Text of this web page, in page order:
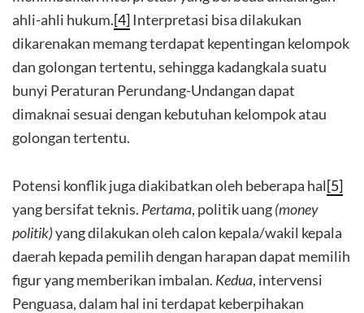
ahli-ahli hukum.[4] Interpretasi bisa dilakukan
dikarenakan memang terdapat kepentingan kelompok
dan golongan tertentu, sehingga kadangkala suatu
bunyi Peraturan Perundang-Undangan dapat
dimaknai sesuai dengan kebutuhan kelompok atau
golongan tertentu.
Potensi konflik juga diakibatkan oleh beberapa hal[5]
yang bersifat teknis. Pertama, politik uang(money
politik)yang dilakukan oleh calon kepala/wakil kepala
daerah kepada pemilih dengan harapan dapat memilih
figur yang memberikan imbalan. Kedua, intervensi
Penguasa, dalam hal ini terdapat keberpihakan